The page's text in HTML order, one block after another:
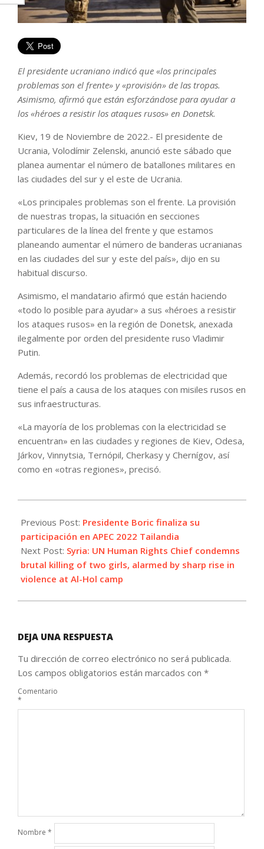
El presidente ucraniano indicó que «los principales
problemas son el frente» y «provisión» de las tropas.
Asimismo, afirmó que están esforzándose para ayudar a
los «héroes a resistir los ataques rusos» en Donetsk.
Kiev, 19 de Noviembre de 2022.- El presidente de
Ucrania, Volodímir Zelenski, anunció este sábado que
planea aumentar el número de batallones militares en
las ciudades del sur y el este de Ucrania.
«Los principales problemas son el frente. La provisión
de nuestras tropas, la situación en secciones
particulares de la línea del frente y que estamos
planeando aumentar el número de banderas ucranianas
en las ciudades del sur y este del país», dijo en su
habitual discurso.
Asimismo, el mandatario afirmó que están haciendo
«todo lo posible para ayudar» a sus «héroes a resistir
los ataques rusos» en la región de Donetsk, anexada
ilegalmente por orden del presidente ruso Vladimir
Putin.
Además, recordó los problemas de electricidad que
tiene el país a causa de los ataques con misiles rusos en
sus infraestructuras.
«La mayoría de los problemas con la electricidad se
encuentran» en las ciudades y regiones de Kiev, Odesa,
Járkov, Vinnytsia, Ternópil, Cherkasy y Chernígov, así
como en «otras regiones», precisó.
11-
19
Previous Post: Presidente Boric finaliza su
participación en APEC 2022 Tailandia
Next Post: Syria: UN Human Rights Chief condemns
brutal killing of two girls, alarmed by sharp rise in
violence at Al-Hol camp
DEJA UNA RESPUESTA
Tu dirección de correo electrónico no será publicada.
Los campos obligatorios están marcados con *
Comentario
*
Nombre *